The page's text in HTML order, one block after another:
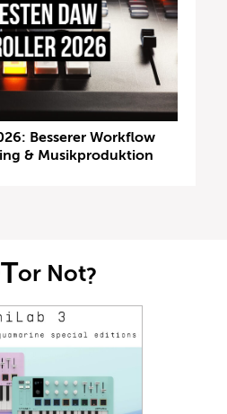
Besserer Workflow
& Musikproduktion
or Not?